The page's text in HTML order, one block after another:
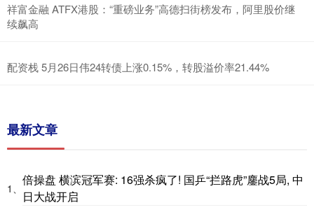
祥富金融 ATFX港股：“重磅业务”高德扫街榜发布，阿里股价继
续飙高
配资栈 5月26日伟24转债上涨0.15%，转股溢价率21.44%
最新文章
1、
倍操盘 横滨冠军赛: 16强杀疯了! 国乒“拦路虎”鏖战5局, 中
日大战开启